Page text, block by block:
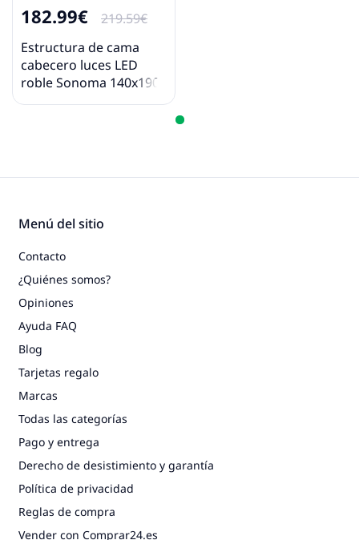
182.99€
219.59€
Estructura de cama
cabecero luces LED
roble Sonoma 140x190
cm
Menú del sitio
Contacto
¿Quiénes somos?
Opiniones
Ayuda FAQ
Blog
Tarjetas regalo
Marcas
Todas las categorías
Pago y entrega
Derecho de desistimiento y garantía
Política de privacidad
Reglas de compra
Vender con Comprar24.es